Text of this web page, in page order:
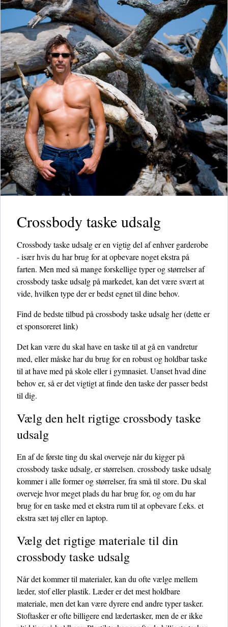
Crossbody taske udsalg
Crossbody taske udsalg er en vigtig del af enhver garderobe
- især hvis du har brug for at opbevare noget ekstra på
farten. Men med så mange forskellige typer og størrelser af
crossbody taske udsalg på markedet, kan det være svært at
vide, hvilken type der er bedst egnet til dine behov.
Find de bedste tilbud på crossbody taske udsalg her(dette er
et sponsoreret link)
Det kan være du skal have en taske til at gå en vandretur
med, eller måske har du brug for en robust og holdbar taske
til at have med på skole eller i gymnasiet. Uanset hvad dine
behov er, så er det vigtigt at finde den taske der passer bedst
til dig.
Vælg den helt rigtige crossbody taske
udsalg
En af de første ting du skal overveje når du kigger på
crossbody taske udsalg, er størrelsen. crossbody taske udsalg
kommer i alle former og størrelser, fra små til store. Du skal
overveje hvor meget plads du har brug for, og om du har
brug for en taske med et ekstra rum til at opbevare f.eks. et
ekstra sæt tøj eller en laptop.
Vælg det rigtige materiale til din
crossbody taske udsalg
Når det kommer til materialer, kan du ofte vælge mellem
læder, stof eller plastik. Læder er det mest holdbare
materiale, men det kan være dyrere end andre typer tasker.
Stoftasker er ofte billigere end lædertasker, men de er ikke